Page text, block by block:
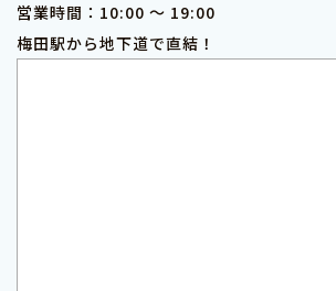
営業時間：10:00 ～ 19:00
梅田駅から地下道で直結！